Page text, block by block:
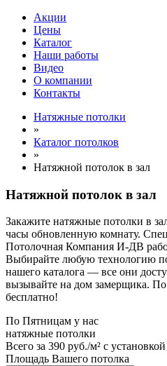
Акции
Цены
Каталог
Наши работы
Видео
О компании
Контакты
Натяжные потолки
»
Каталог потолков
»
Натяжной потолок в зал
Натяжной потолок в зал
Закажите натяжные потолки в
часы обновленную комнату.
Потолочная Компания И-ДВ
Выбирайте любую технологию
нашего каталога — все они
вызывайте на дом замерщика.
бесплатно!
По Пятницам у нас
натяжные потолки
Всего за 390 руб./м² с установкой
Площадь Вашего потолка